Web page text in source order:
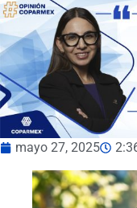
mayo 27, 2025